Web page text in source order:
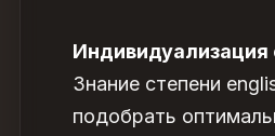
Индивидуализация
Знание степени
подобрать